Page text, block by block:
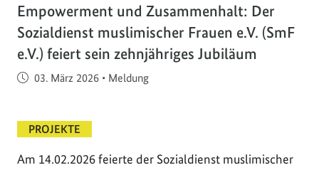
Empowerment und Zusammenhalt: Der
Sozialdienst muslimischer Frauen e.V. (SmF
e.V.) feiert sein zehnjähriges Jubiläum
Veröffentlicht am
03. März 2026 • Meldung
PROJEKTE
Am 14.02.2026 feierte der Sozialdienst muslimischer